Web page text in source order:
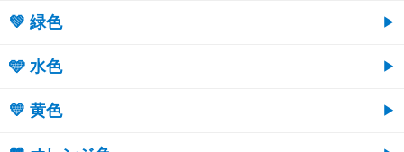
💚 緑色
🩵 水色
💛 黄色